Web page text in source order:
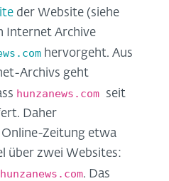
der Website (siehe
Internet Archive
hervorgeht. Aus
Archivs geht
hunzanews.com seit
Daher
Zeitung etwa
über zwei Websites:
hunzanews.com. Das